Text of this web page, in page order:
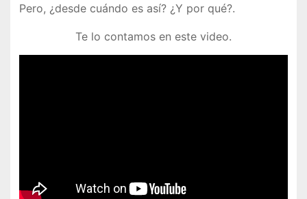
Pero, ¿desde cuándo es así? ¿Y por qué?.
Te lo contamos en este video.